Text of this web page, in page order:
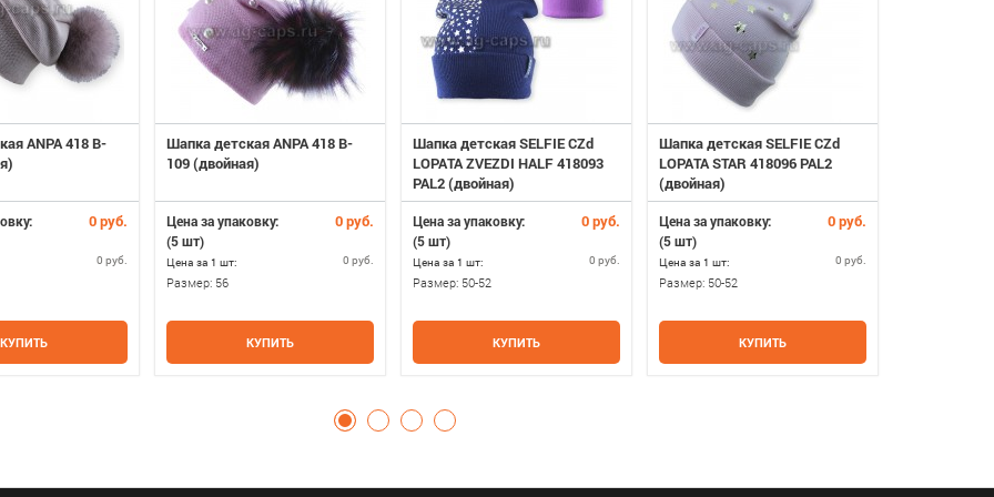
ANPA 418 B-
0 руб.
0 руб.
КУПИТЬ
Шапка детская ANPA 418 B-
109 (двойная)
Цена за упаковку: 0 руб.
(5 шт)
Цена за 1 шт: 0 руб.
Размер: 56
КУПИТЬ
Шапка детская SELFIE CZd
LOPATA ZVEZDI HALF 418093
PAL2 (двойная)
Цена за упаковку: 0 руб.
(5 шт)
Цена за 1 шт: 0 руб.
Размер: 50-52
КУПИТЬ
Шапка детская SELFIE CZd
LOPATA STAR 418096 PAL2
(двойная)
Цена за упаковку: 0 руб.
(5 шт)
Цена за 1 шт: 0 руб.
Размер: 50-52
КУПИТЬ